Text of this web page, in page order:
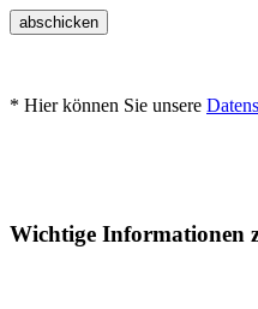
abschicken
* Hier können Sie unsere
Wichtige Informationen